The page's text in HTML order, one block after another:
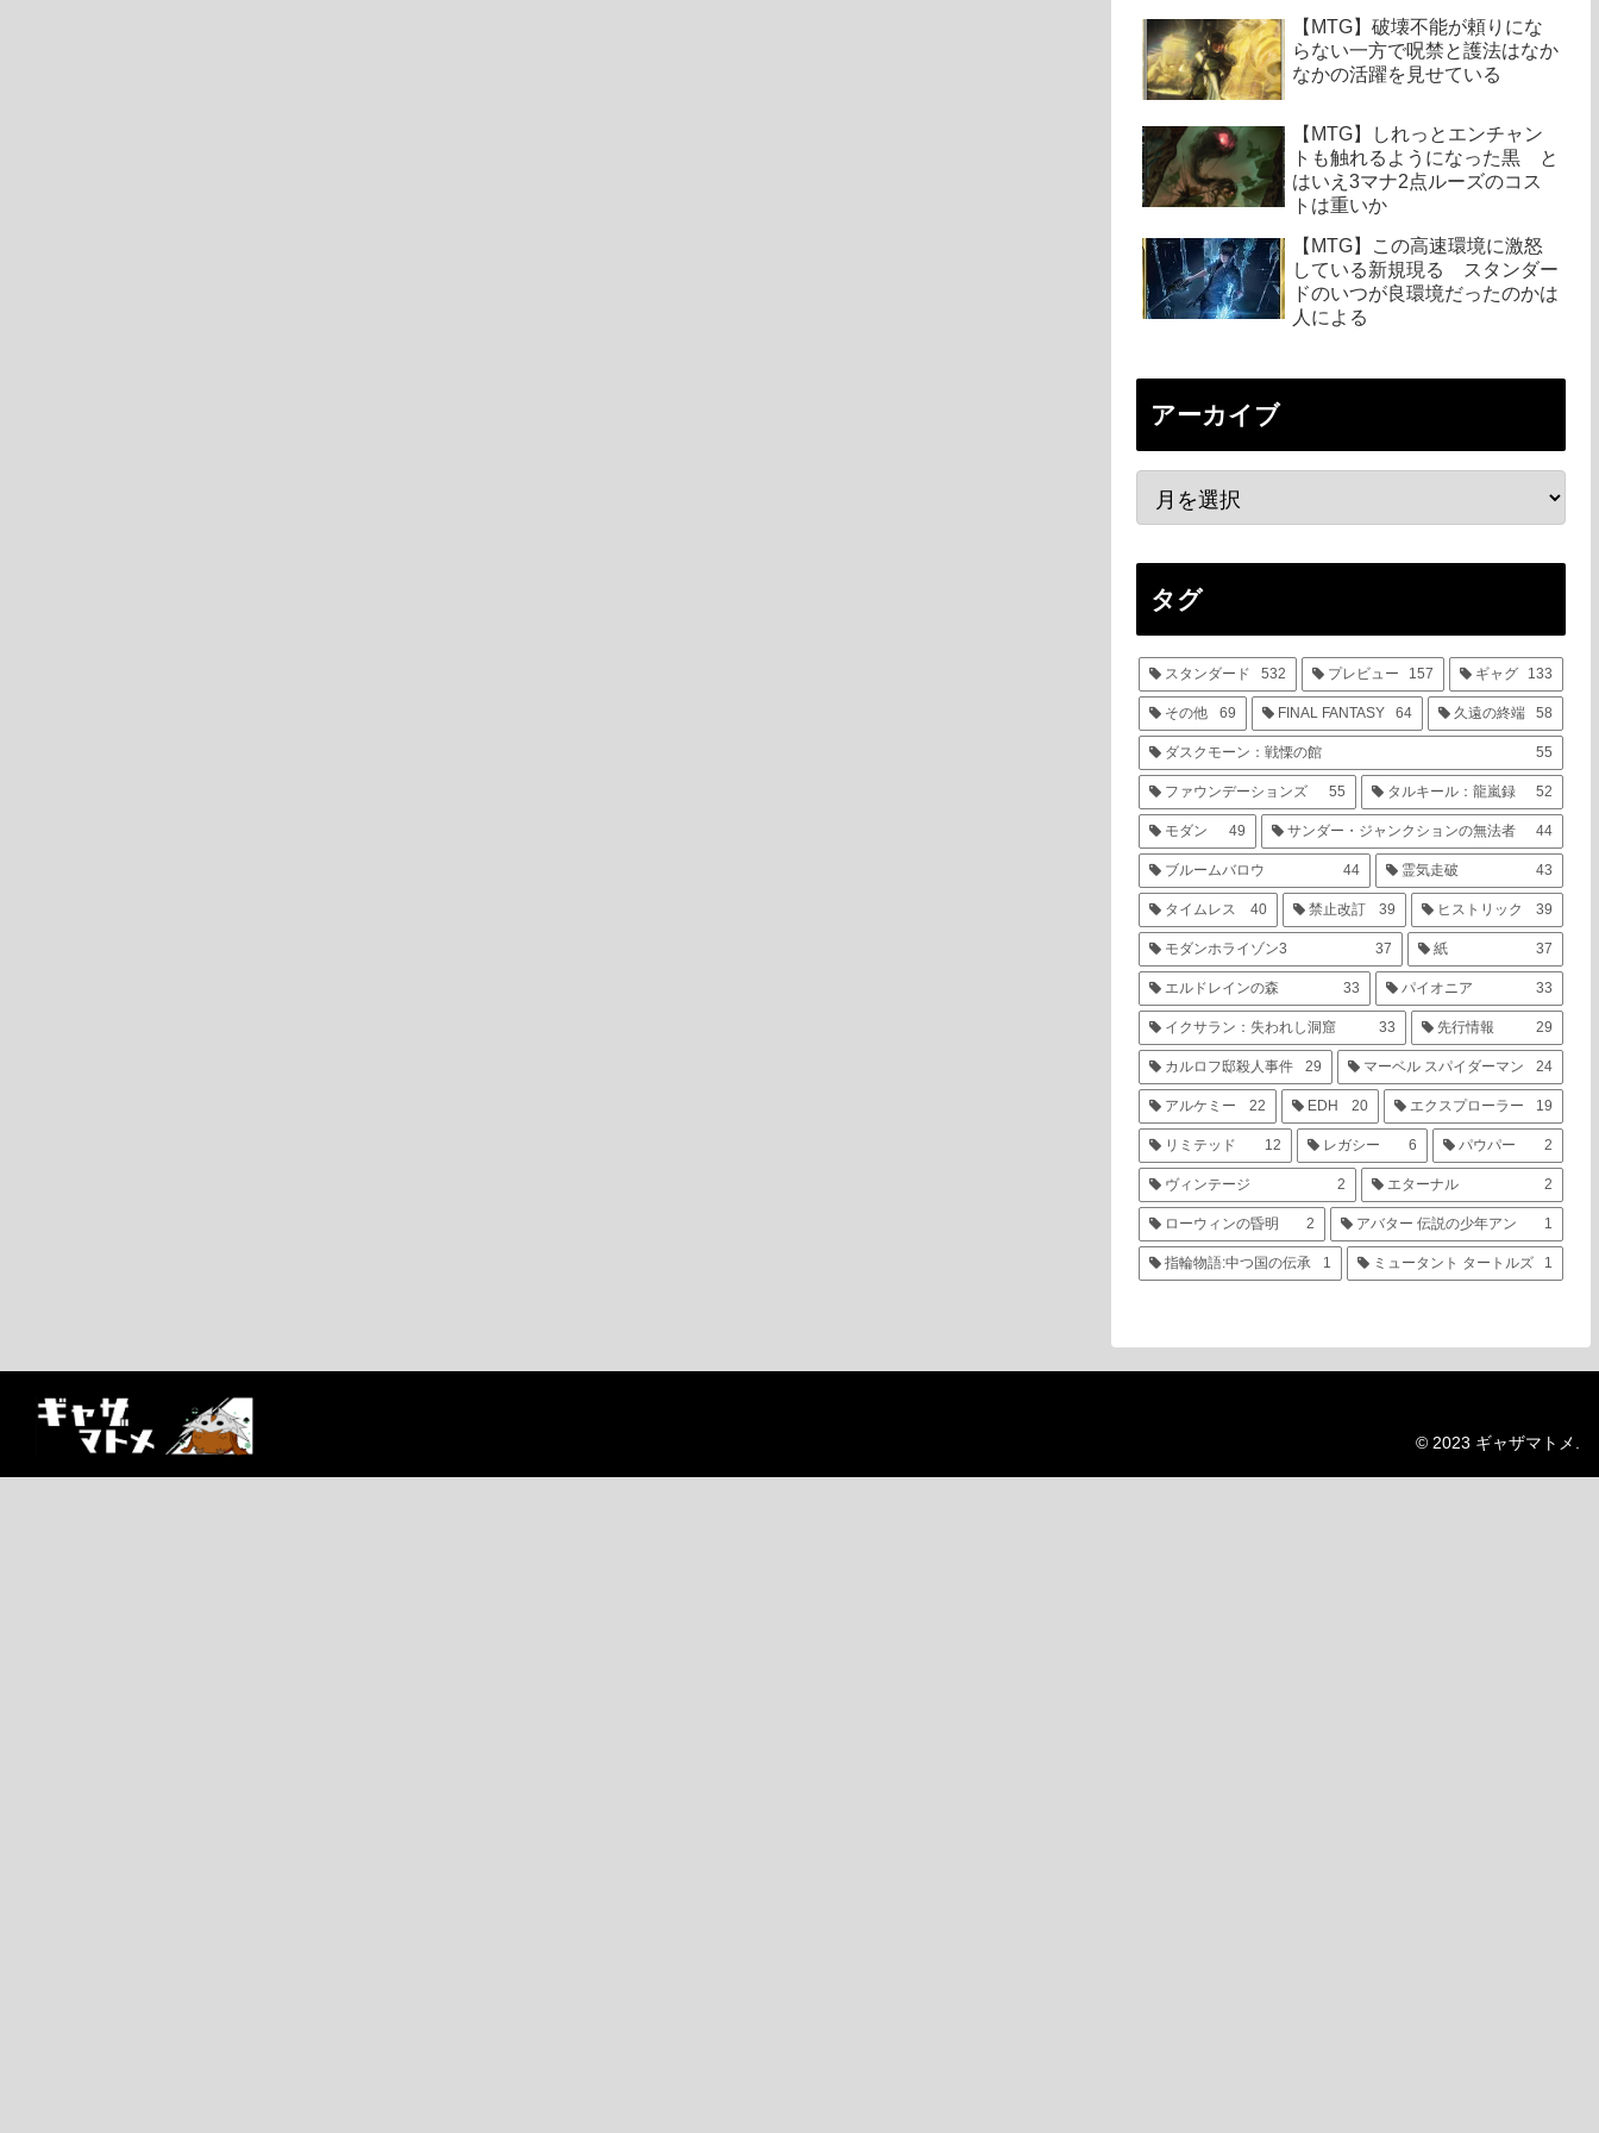
【MTG】破壊不能が頼りにな
らない一方で呪禁と護法はなか
なかの活躍を見せている
【MTG】しれっとエンチャン
トも触れるようになった黒 と
はいえ3マナ2点ルーズのコス
トは重いか
【MTG】この高速環境に激怒
している新規現る スタンダー
ドのいつが良環境だったのかは
人による
アーカイブ
タグ
スタンダード 532 プレビュー 157 ギャグ 133
その他 69 FINAL FANTASY 64 久遠の終端 58
ダスクモーン：戦慄の館 55
ファウンデーションズ 55 タルキール：龍嵐録 52
モダン 49 サンダー・ジャンクションの無法者 44
ブルームバロウ 44 霊気走破 43
タイムレス 40 禁止改訂 39 ヒストリック 39
モダンホライゾン3 37 紙 37
エルドレインの森 33 パイオニア 33
イクサラン：失われし洞窟 33 先行情報 29
カルロフ邸殺人事件 29 マーベル スパイダーマン 24
アルケミー 22 EDH 20 エクスプローラー 19
リミテッド 12 レガシー 6 パウパー 2
ヴィンテージ 2 エターナル 2
ローウィンの昏明 2 アバター 伝説の少年アン 1
指輪物語:中つ国の伝承 1 ミュータント タートルズ 1
© 2023 ギャザマトメ.